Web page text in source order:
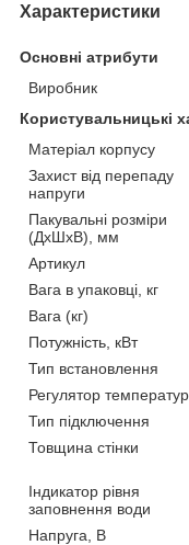
Характеристики
Основні атрибути
Виробник
Користувальницькі
Матеріал корпусу
Захист від перепаду
напруги
Пакувальні розміри
(ДхШхВ), мм
Артикул
Вага в упаковці, кг
Вага (кг)
Потужність, кВт
Тип встановлення
Регулятор
Тип підключення
Товщина стінки
Індикатор рівня
заповнення води
Напруга, В